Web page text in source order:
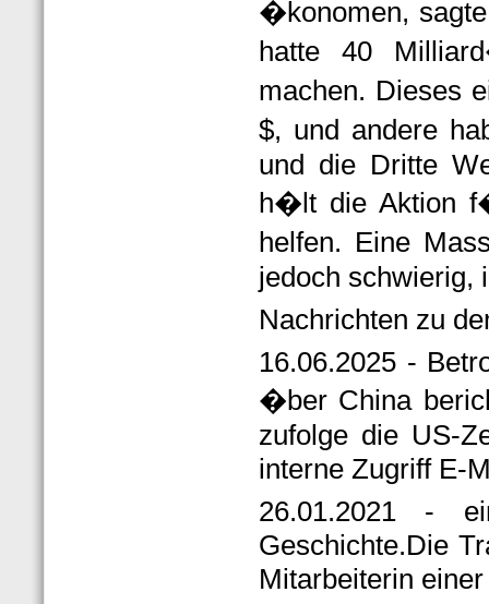
�konomen,
hatte 40
machen. Dieses
$, und andere
und die Dritte
h�lt die Aktion
helfen. Eine
jedoch schwierig,
Nachrichten zu
16.06.2025 -
�ber China
zufolge die US-
interne Zugriff E-
26.01.2021 -
Geschichte.Die
Mitarbeiterin